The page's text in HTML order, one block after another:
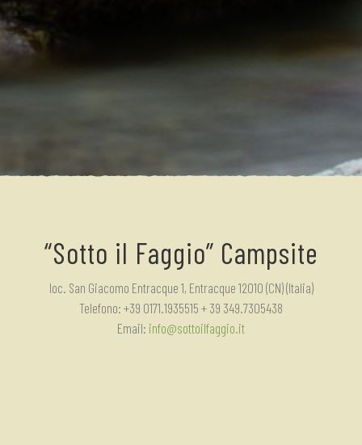
“Sotto il Faggio” Campsite
loc. San Giacomo Entracque 1, Entracque 12010 (CN) (Italia)
Telefono: +39 0171.1935515 + 39 349.7305438
Email: info@sottoilfaggio.it